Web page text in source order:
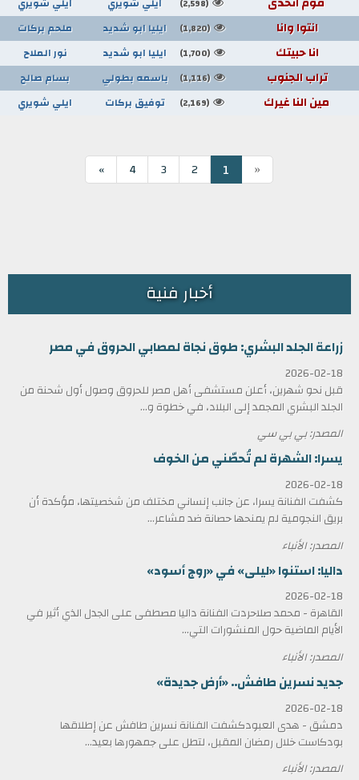
(2,598)
انتوا وانا (1,820) ايليا ابو شديد ملحم بركات
انا حبيتك (1,700) ايليا ابو شديد نور الملاح
تراب الجنوب (1,116) باسمه بطولي بسام صالح
مين النا غيرك (2,169) توفيق بركات ايلي شويري
«
1
2
3
4
»
أخبار فنية
زراعة الجلد البشري: طوق نجاة لمصابي الحروق في مصر
2026-02-18
قبل نحو شهرين، أعلن مستشفى أهل مصر للحروق وصول أول شحنة من
الجلد البشري المجمد إلى البلاد، في خطوة و...
المصدر: بي بي سي
يسرا: الشهرة لم تُحصّني من الخوف
2026-02-18
كشفت الفنانة يسرا، عن جانب إنساني مختلف من شخصيتها، مؤكدة أن
بريق النجومية لم يمنحها حصانة ضد مشاعر...
المصدر: الأنباء
داليا: استنوا «ليلى» في «روج أسود»
2026-02-18
القاهرة - محمد صلاحردت الفنانة داليا مصطفى على الجدل الذي أثير في
الأيام الماضية حول المنشورات التي...
المصدر: الأنباء
جديد نسرين طافش.. «أرض جديدة»
2026-02-18
دمشق - هدى العبودكشفت الفنانة نسرين طافش عن إطلاقها
بودكاست خلال رمضان المقبل، لتطل على جمهورها بعيد...
المصدر: الأنباء